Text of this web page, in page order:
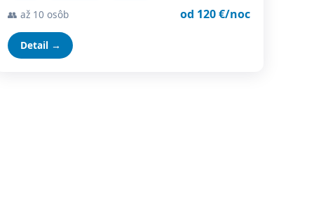
👥 až 10 osôb od 120 €/noc
Detail →